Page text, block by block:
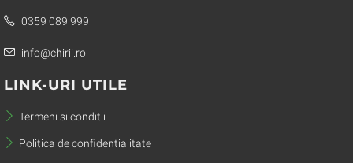
0359 089 999
info@chirii.ro
LINK-URI UTILE
Termeni si conditii
Politica de confidentialitate